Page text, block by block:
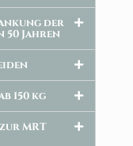
der
50 Jahren
150 kg
MRT